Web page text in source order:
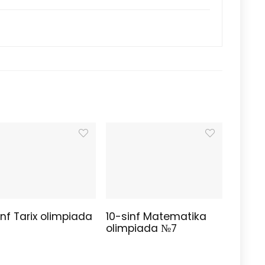
Tarix olimpiada
10-sinf Matematika
olimpiada №7